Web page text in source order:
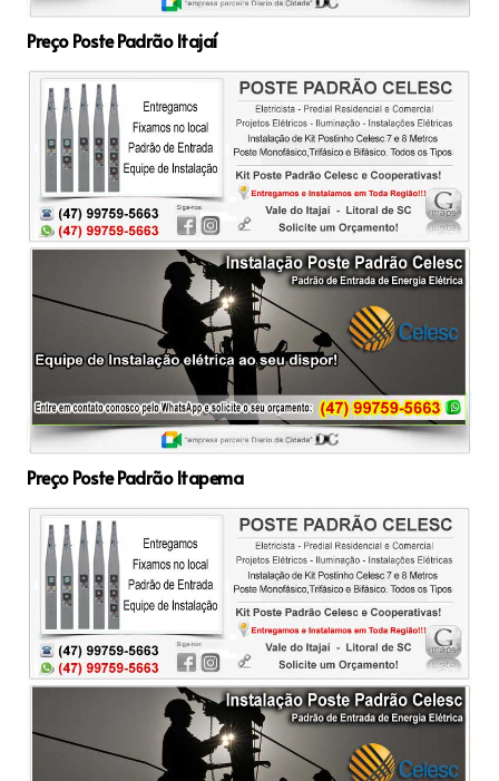
Preço Poste Padrão Itajaí
Preço Poste Padrão Itapema